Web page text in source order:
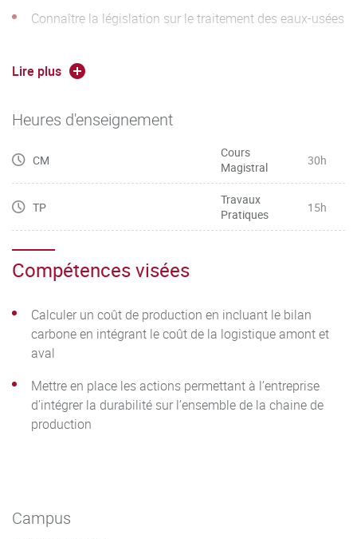
Connaître la législation sur le traitement des eaux-usées
produits issus de la brasserie (drêches)
Lire plus
Heures d'enseignement
CM
Cours
Magistral
30h
TP
Travaux
Pratiques
15h
Compétences visées
Calculer un coût de production en incluant le bilan
carbone en intégrant le coût de la logistique amont et
aval
Mettre en place les actions permettant à l’entreprise
d’intégrer la durabilité sur l’ensemble de la chaine de
production
Campus